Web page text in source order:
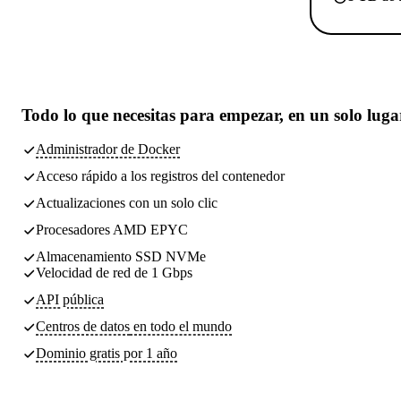
Todo lo que necesitas para empezar, en un solo
Administrador de Docker
Acceso rápido a los registros del contenedor
Actualizaciones con un solo clic
Procesadores AMD EPYC
Almacenamiento SSD NVMe
Velocidad de red de 1 Gbps
API pública
Centros de datos en todo el mundo
Dominio gratis por 1 año